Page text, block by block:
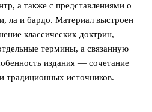
а также с представлениями о
ла и бардо. Материал выстроен
классических доктрин,
термины, а связанную
издания — сочетание
традиционных источников.